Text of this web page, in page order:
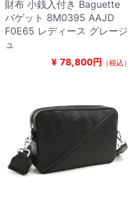
財布 小銭入付き Baguette
バゲット 8M0395 AAJD
F0E65 レディース グレージ
ュ
¥ 78,800円 （税込）